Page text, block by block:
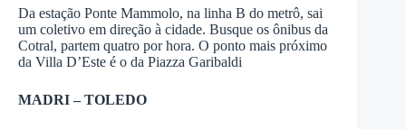
Da estação Ponte Mammolo, na linha B do metrô, sai
um coletivo em direção à cidade. Busque os ônibus da
Cotral, partem quatro por hora. O ponto mais próximo
da Villa D’Este é o da Piazza Garibaldi
MADRI – TOLEDO